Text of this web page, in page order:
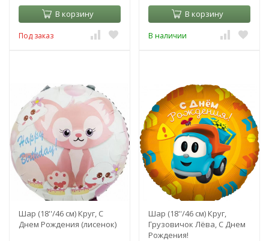
В корзину
Под заказ
В корзину
В наличии
Шар (18''/46 см) Круг, С
Днем Рождения (лисенок)
Шар (18''/46 см) Круг,
Грузовичок Лёва, С Днем
Рождения!